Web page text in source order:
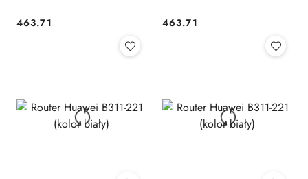
Cena:
463.71 Cena:
463.71